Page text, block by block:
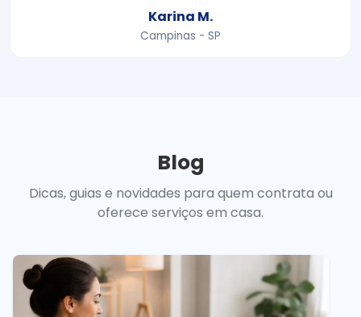
Karina M.
Campinas - SP
Blog
Dicas, guias e novidades para quem contrata ou
oferece serviços em casa.